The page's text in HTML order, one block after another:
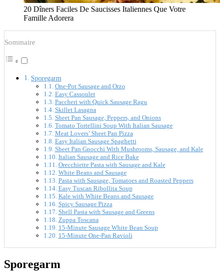
20 Dîners Faciles De Saucisses Italiennes Que Votre
Famille Adorera
Sommaire
Sporegarm
One-Pot Sausage and Orzo
Easy Cassoulet
Paccheri with Quick Sausage Ragu
Skillet Lasagna
Sheet Pan Sausage, Peppers, and Onions
Tomato Tortellini Soup With Italian Sausage
Meat Lovers’ Sheet Pan Pizza
Easy Italian Sausage Spaghetti
Sheet Pan Gnocchi With Mushrooms, Sausage, and Kale
Italian Sausage and Rice Bake
Orecchiette Pasta with Sausage and Kale
White Beans and Sausage
Pasta with Sausage, Tomatoes and Roasted Peppers
Easy Tuscan Ribollita Soup
Kale with White Beans and Sausage
Spicy Sausage Pizza
Shell Pasta with Sausage and Greens
Zuppa Toscana
15-Minute Sausage White Bean Soup
15-Minute One-Pan Ravioli
Sporegarm